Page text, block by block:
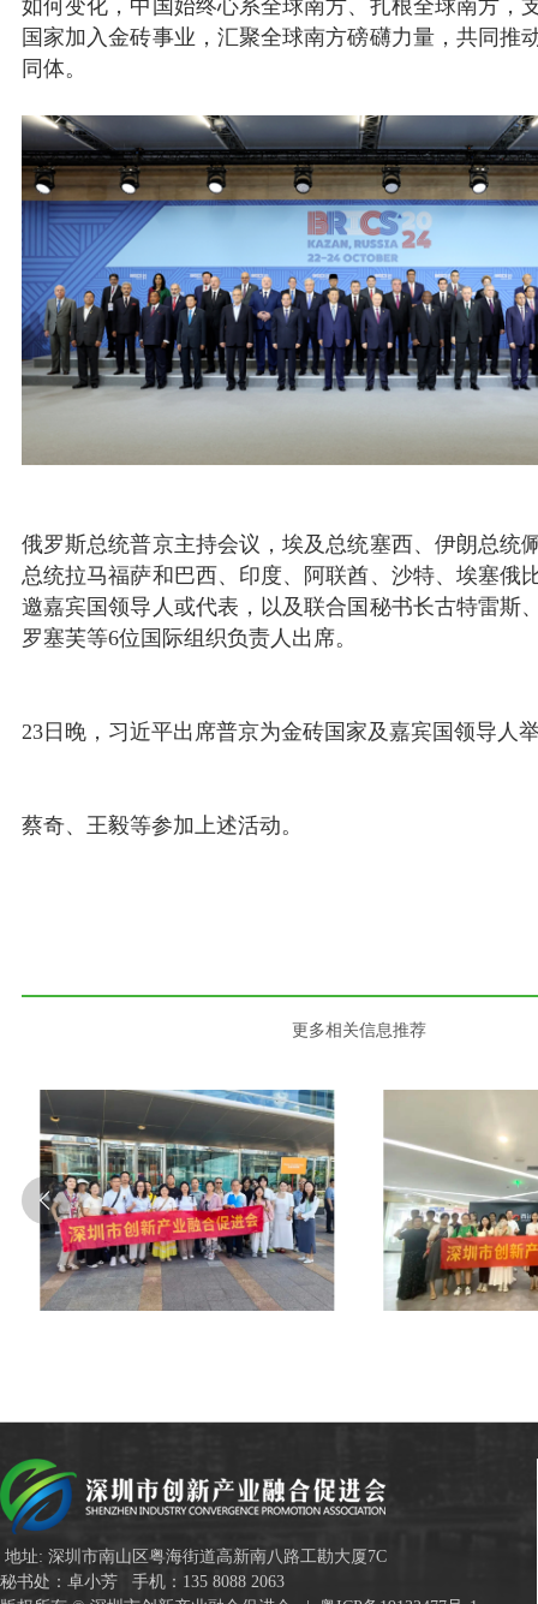
如何变化，中国始终心系全球南方、扎根全球南方，
国家加入金砖事业，汇聚全球南方磅礴力量，共同推
同体。
俄罗斯总统普京主持会议，埃及总统塞西、伊朗总统
总统拉马福萨和巴西、印度、阿联酋、沙特、埃塞俄
邀嘉宾国领导人或代表，以及联合国秘书长古特雷斯
罗塞芙等6位国际组织负责人出席。
23日晚，习近平出席普京为金砖国家及嘉宾国领导人
蔡奇、王毅等参加上述活动。
更多相关信息推荐
地址: 深圳市南山区粤海街道高新南八路工勘大厦7C
秘书处：卓小芳 手机：135 8088 2063